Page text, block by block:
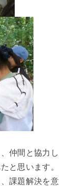
仲間と協力し
と思います。
課題解決を意